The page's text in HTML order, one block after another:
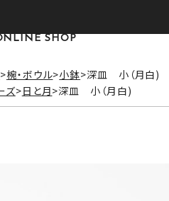
SHOP
椀・ボウル 小鉢 深皿 小（月白)
ズ 日と月 深皿 小（月白)